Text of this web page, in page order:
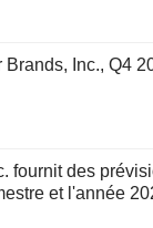
Brands, Inc., Q4
fournit des
et l'année